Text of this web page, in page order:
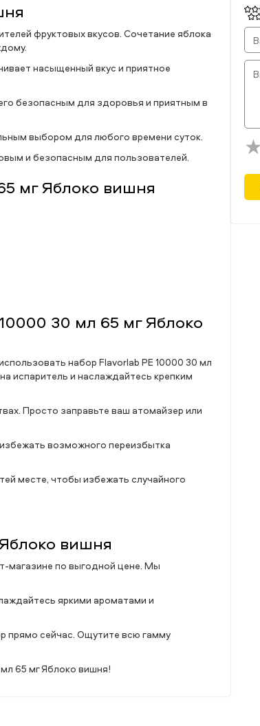
фруктовых вкусов. Сочетание яблока
насыщенный вкус и приятное
безопасным для здоровья и приятным в
выбором для любого времени суток.
и безопасным для пользователей.
мг Яблоко вишня
30 мл 65 мг Яблоко
набор Flavorlab PE 10000 30 мл
испаритель и наслаждайтесь крепким
Просто заправьте ваш атомайзер или
возможного переизбытка
месте, чтобы избежать случайного
вишня
магазине по выгодной цене. Мы
яркими ароматами и
прямо сейчас. Ощутите всю гамму
65 мг Яблоко вишня!